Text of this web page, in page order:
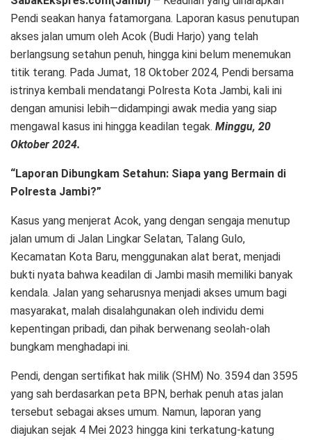
Pendi seakan hanya fatamorgana. Laporan kasus penutupan
akses jalan umum oleh Acok (Budi Harjo) yang telah
berlangsung setahun penuh, hingga kini belum menemukan
titik terang. Pada Jumat, 18 Oktober 2024, Pendi bersama
istrinya kembali mendatangi Polresta Kota Jambi, kali ini
dengan amunisi lebih—didampingi awak media yang siap
mengawal kasus ini hingga keadilan tegak. Minggu, 20
Oktober 2024.
“Laporan Dibungkam Setahun: Siapa yang Bermain di
Polresta Jambi?”
Kasus yang menjerat Acok, yang dengan sengaja menutup
jalan umum di Jalan Lingkar Selatan, Talang Gulo,
Kecamatan Kota Baru, menggunakan alat berat, menjadi
bukti nyata bahwa keadilan di Jambi masih memiliki banyak
kendala. Jalan yang seharusnya menjadi akses umum bagi
masyarakat, malah disalahgunakan oleh individu demi
kepentingan pribadi, dan pihak berwenang seolah-olah
bungkam menghadapi ini.
Pendi, dengan sertifikat hak milik (SHM) No. 3594 dan 3595
yang sah berdasarkan peta BPN, berhak penuh atas jalan
tersebut sebagai akses umum. Namun, laporan yang
diajukan sejak 4 Mei 2023 hingga kini terkatung-katung